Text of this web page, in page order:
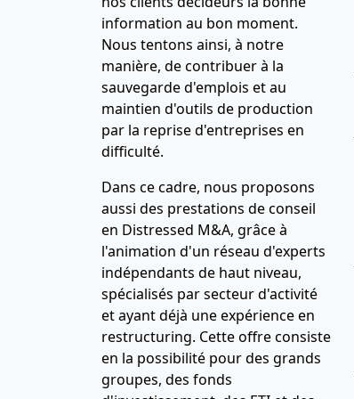
information au bon moment.
Nous tentons ainsi, à notre
manière, de contribuer à la
sauvegarde d'emplois et au
maintien d'outils de production
par la reprise d'entreprises en
difficulté.
Dans ce cadre, nous proposons
aussi des prestations de conseil
en Distressed M&A, grâce à
l'animation d'un réseau d'experts
indépendants de haut niveau,
spécialisés par secteur d'activité
et ayant déjà une expérience en
restructuring. Cette offre consiste
en la possibilité pour des grands
groupes, des fonds